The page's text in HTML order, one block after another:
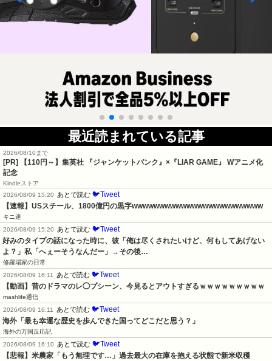
最近読まれている記事
2026/08/10まで
[PR]
【110円～】集英社 『ジャンケットバンク』×『LIAR GAME』 Wアニメ化
記念
Kindleストア
2026/08/09 15:20
あとで読む 🐦Tweet
【速報】USスチール、1800億円の黒字wwwwwwwwwwwwwwwwwwwwwwww
キニ速
2026/08/09 15:20
あとで読む 🐦Tweet
好みのタイプの話になった時に、彼「俺は尽くされたいけど、何もしてあげない
よ？」私「へぇーそうなんだー」→その後…
修羅場家の日常
2026/08/09 16:11
あとで読む 🐦Tweet
【動画】昔のドラマのレ◯プシーン、今見るとアウトすぎるｗｗｗｗｗｗｗｗｗ
mashlife通信
2026/08/09 16:11
あとで読む 🐦Tweet
海外「最も幸運な歴史を歩んできた国ってどこだと思う？」
海外の万国反応記
2026/08/09 16:10
あとで読む 🐦Tweet
【悲報】米農家「もう無理です…」過去最大の在庫を抱える状態で新米収穫